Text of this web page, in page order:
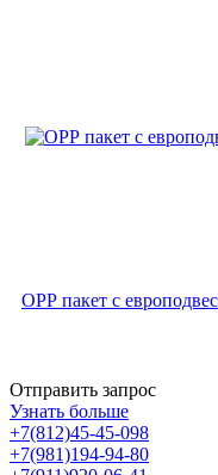
ОРР пакет с
Отправить запрос
Узнать больше
+7(812)45-45-098
+7(981)194-94-80